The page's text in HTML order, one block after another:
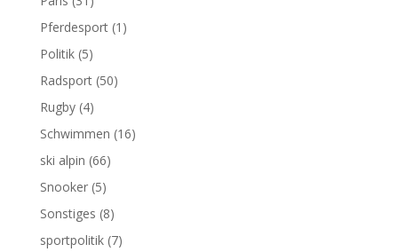
Pferdesport(1)
Politik(5)
Radsport(50)
Rugby(4)
Schwimmen (16)
ski alpin (66)
Snooker(5)
Sonstiges (8)
sportpolitik(7)